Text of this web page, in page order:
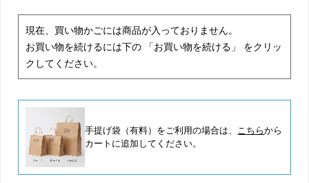
現在、買い物かごには商品が入っておりません。
お買い物を続けるには下の 「お買い物を続ける」 をクリッ
クしてください。
手提げ袋（有料）をご利用の場合は、 こちらから
カートに追加してください。